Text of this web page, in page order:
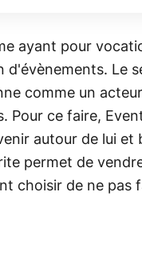
ayant pour
d'évènements. Le
comme un
Pour ce faire,
autour de lui et
permet de
choisir de ne pas